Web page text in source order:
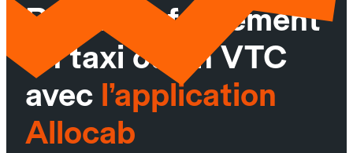
Réservez facilement
un taxi ou un VTC
avec l’application
Allocab